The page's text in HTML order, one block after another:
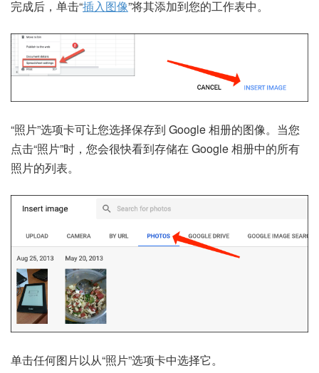
完成后，单击“插入图像”将其添加到您的工作表中。
“照片”选项卡可让您选择保存到 Google 相册的图像。当您
点击“照片”时，您会很快看到存储在 Google 相册中的所有
照片的列表。
单击任何图片以从“照片”选项卡中选择它。